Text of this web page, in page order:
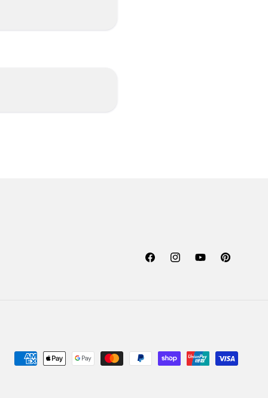
FacebookInstagramYouTubePinterest
Moyens